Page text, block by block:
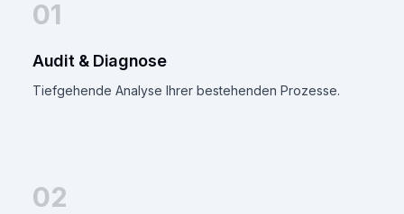
01
Audit & Diagnose
Tiefgehende Analyse Ihrer bestehenden Prozesse.
02